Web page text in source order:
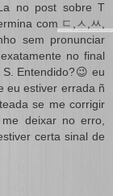
no post sobre T
com ㄷ,ㅅ,ㅆ,
sem pronunciar
no final
Entendido?😉 eu
eu estiver errada ñ
se me corrigir
deixar no erro,
certa sinal de